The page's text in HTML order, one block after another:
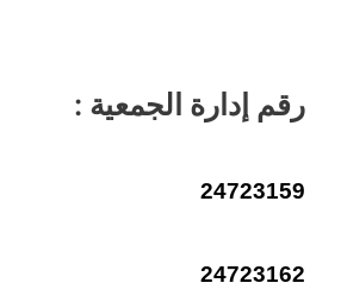
رقم إدارة الجمعية :
24723159
24723162